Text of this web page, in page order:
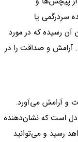
سردرگمی یا
آن رسیده که در مورد
آرامش و صداقت را در
و آرامش می‌آورد.
است که نشان‌دهنده
رسید و می‌توانید